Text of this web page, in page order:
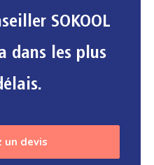
SOKOOL
dans les plus
un devis